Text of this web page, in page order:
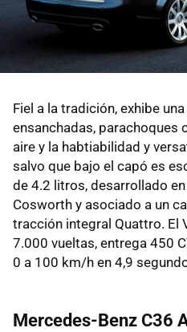
Fiel a la tradición, exhibe
ensanchadas, parachoques
aire y la habtiabilidad y
salvo que bajo el capó es
de 4.2 litros, desarrollado
Cosworth y asociado a un
tracción integral Quattro. El
7.000 vueltas, entrega 450
0 a 100 km/h en 4,9
Mercedes-Benz C36